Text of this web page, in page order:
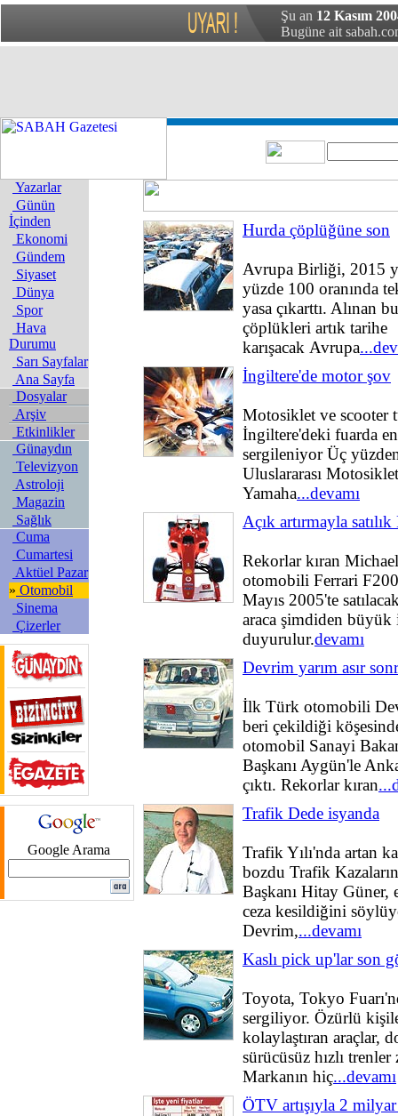
Şu an 12 Kasım
Bugüne ait
Yazarlar
Günün
İçinden
Ekonomi
Gündem
Siyaset
Dünya
Spor
Hava
Durumu
Sarı Sayfalar
Ana Sayfa
Dosyalar
Arşiv
Etkinlikler
Günaydın
Televizyon
Astroloji
Magazin
Sağlık
Cuma
Cumartesi
Aktüel Pazar
» Otomobil
Sinema
Çizerler
Google Arama
Hurda çöplüğüne son
Avrupa Birliği, 2015
yüzde 100 oranında
yasa çıkarttı. Alınan
çöplükleri artık tarihe
karışacak Avrupa
İngiltere'de motor şov
Motosiklet ve scooter
İngiltere'deki fuarda
sergileniyor Üç
Uluslararası
Yamaha...devamı
Açık artırmayla
Rekorlar kıran
otomobili Ferrari
Mayıs 2005'te
araca şimdiden büyük
duyurulur.devamı
Devrim yarım asır
İlk Türk otomobili
beri çekildiği
otomobil Sanayi
Başkanı Aygün'le
çıktı. Rekorlar kıran
Trafik Dede isyanda
Trafik Yılı'nda artan
bozdu Trafik
Başkanı Hitay Güner,
ceza kesildiğini
Devrim,...devamı
Kaslı pick up'lar son
Toyota, Tokyo
sergiliyor. Özürlü
kolaylaştıran araçlar,
sürücüsüz hızlı
Markanın hiç...devamı
ÖTV artışıyla 2